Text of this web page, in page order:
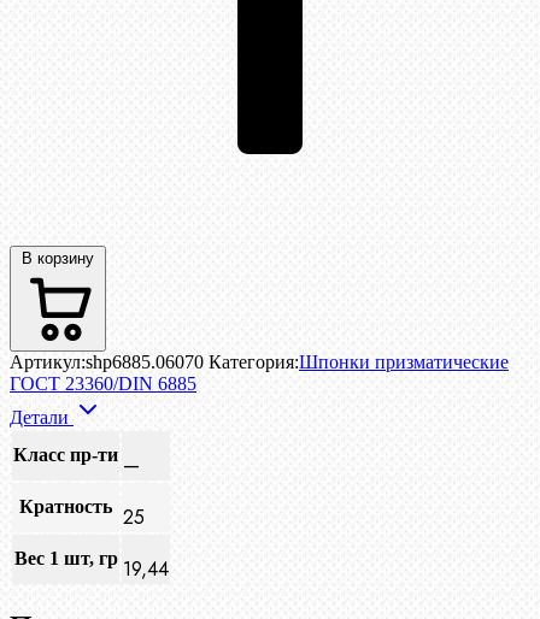
В корзину
Артикул:shp6885.06070 Категория:Шпонки призматические
ГОСТ 23360/DIN 6885
Детали
Класс пр-ти —
Кратность 25
Вес 1 шт, гр 19,44